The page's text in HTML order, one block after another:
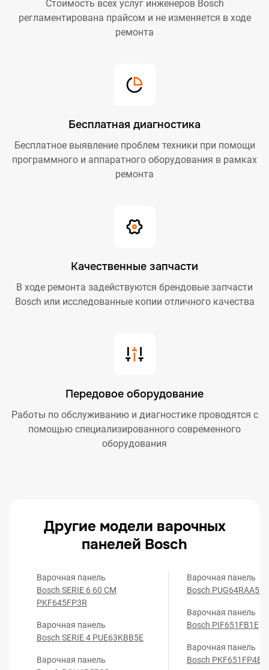
Стоимость всех услуг инженеров Bosch
регламентирована прайсом и не изменяется в ходе
ремонта
Бесплатная диагностика
Бесплатное выявление проблем техники при помощи
программного и аппаратного оборудования в рамках
ремонта
Качественные запчасти
В ходе ремонта задействуются брендовые запчасти
Bosch или исследованные копии отличного качества
Передовое оборудование
Работы по обслуживанию и диагностике проводятся с
помощью специализированного современного
оборудования
Другие модели варочных
панелей Bosch
Варочная панель
Bosch SERIE 6 60 CM
PKF645FP3R
Варочная панель
Bosch SERIE 4 PUE63KBB5E
Варочная панель
Варочная панель
Bosch PUG64RAA5E
Варочная панель
Bosch PIF651FB1E
Варочная панель
Bosch PKF651FP4E